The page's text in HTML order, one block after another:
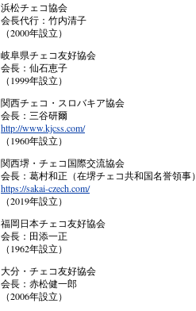
浜松チェコ協会
会長代行：竹内清子
（2000年設立）
岐阜県チェコ友好協会
会長：仙石恵子
（1999年設立）
関西チェコ・スロバキア協会
会長：三谷研爾
http://www.kjcss.com/
（1960年設立）
関西堺・チェコ国際交流協会
会長：葛村和正（在堺チェコ共和国名誉領事）
https://sakai-czech.com/
（2019年設立）
福岡日本チェコ友好協会
会長：田添一正
（1962年設立）
大分・チェコ友好協会
会長：赤松健一郎
（2006年設立）